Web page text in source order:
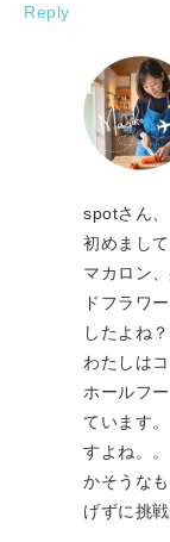
Reply
spotさん、
初めまし
マカロン
ドフラワ
したよね
わたしは
ホールフ
ています
すよね。
かそうな
げずに挑